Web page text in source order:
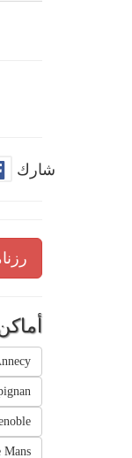
شارك
Mans